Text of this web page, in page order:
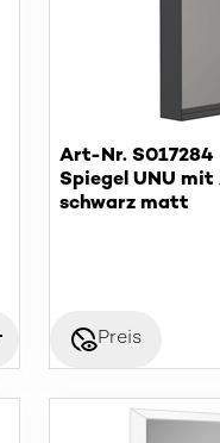
Art-Nr. S017284
Spiegel UNU mit
schwarz matt
disabled_visiblePreis